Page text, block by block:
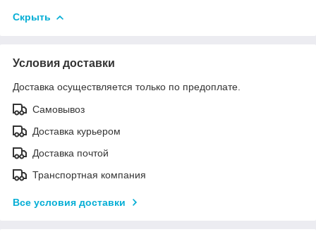
Скрыть
Условия доставки
Доставка осуществляется только по предоплате.
Самовывоз
Доставка курьером
Доставка почтой
Транспортная компания
Все условия доставки